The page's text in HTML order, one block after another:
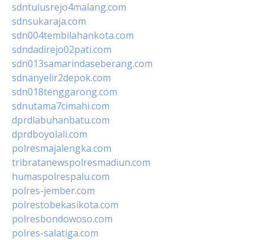
sdntulusrejo4malang.com
sdnsukaraja.com
sdn004tembilahankota.com
sdndadirejo02pati.com
sdn013samarindaseberang.com
sdnanyelir2depok.com
sdn018tenggarong.com
sdnutama7cimahi.com
dprdlabuhanbatu.com
dprdboyolali.com
polresmajalengka.com
tribratanewspolresmadiun.com
humaspolrespalu.com
polres-jember.com
polrestobekasikota.com
polresbondowoso.com
polres-salatiga.com